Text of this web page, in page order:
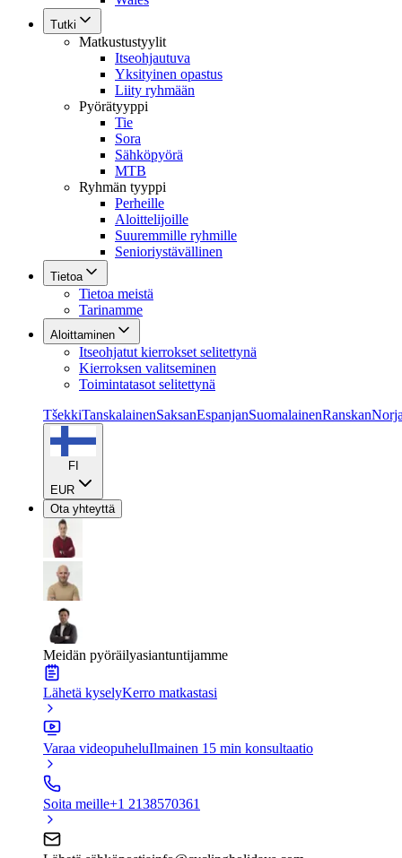
Tutki
Matkustustyylit
Itseohjautuva
Yksityinen opastus
Liity ryhmään
Pyörätyyppi
Tie
Sora
Sähköpyörä
MTB
Ryhmän tyyppi
Perheille
Aloittelijoille
Suuremmille ryhmille
Senioriystävällinen
Tietoa
Tietoa meistä
Tarinamme
Aloittaminen
Itseohjatut kierrokset selitettynä
Kierroksen valitseminen
Toimintatasot selitettynä
TšekkiTanskalainenSaksanEspanjanSuomalainenRanskan
FI
EUR
Ota yhteyttä
Meidän pyöräilyasiantuntijamme
Lähetä kyselyKerro matkastasi
Varaa videopuheluIlmainen 15 min konsultaatio
Soita meille+1 2138570361